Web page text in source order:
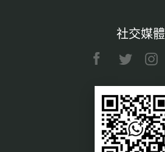
社交媒體